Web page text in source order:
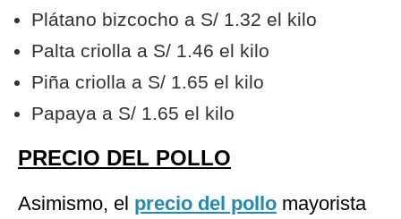
Plátano bizcocho a S/ 1.32 el kilo
Palta criolla a S/ 1.46 el kilo
Piña criolla a S/ 1.65 el kilo
Papaya a S/ 1.65 el kilo
PRECIO DEL POLLO
Asimismo, el precio del pollo mayorista